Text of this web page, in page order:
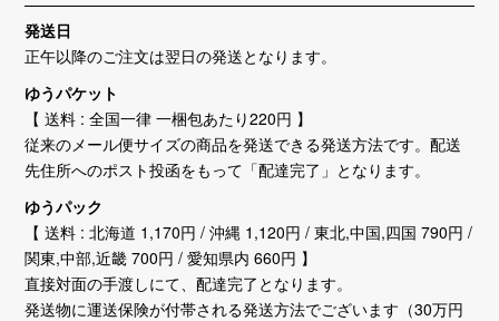
発送日
正午以降のご注文は翌日の発送となります。
ゆうパケット
【 送料 : 全国一律 一梱包あたり220円 】
従来のメール便サイズの商品を発送できる発送方法です。配送
先住所へのポスト投函をもって「配達完了」となります。
ゆうパック
【 送料 : 北海道 1,170円 / 沖縄 1,120円 / 東北,中国,四国 790円 /
関東,中部,近畿 700円 / 愛知県内 660円 】
直接対面の手渡しにて、配達完了となります。
発送物に運送保険が付帯される発送方法でございます（30万円